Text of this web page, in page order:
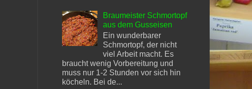
Braumeister Schmortopf
aus dem Gusseisen
Ein wunderbarer
Schmortopf, der nicht
viel Arbeit macht. Es
braucht wenig Vorbereitung und
muss nur 1-2 Stunden vor sich hin
köcheln. Bei de...